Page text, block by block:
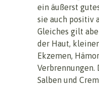
ein äußerst
sie auch positiv
Gleiches gilt
der Haut,
Ekzemen,
Verbrennungen.
Salben und